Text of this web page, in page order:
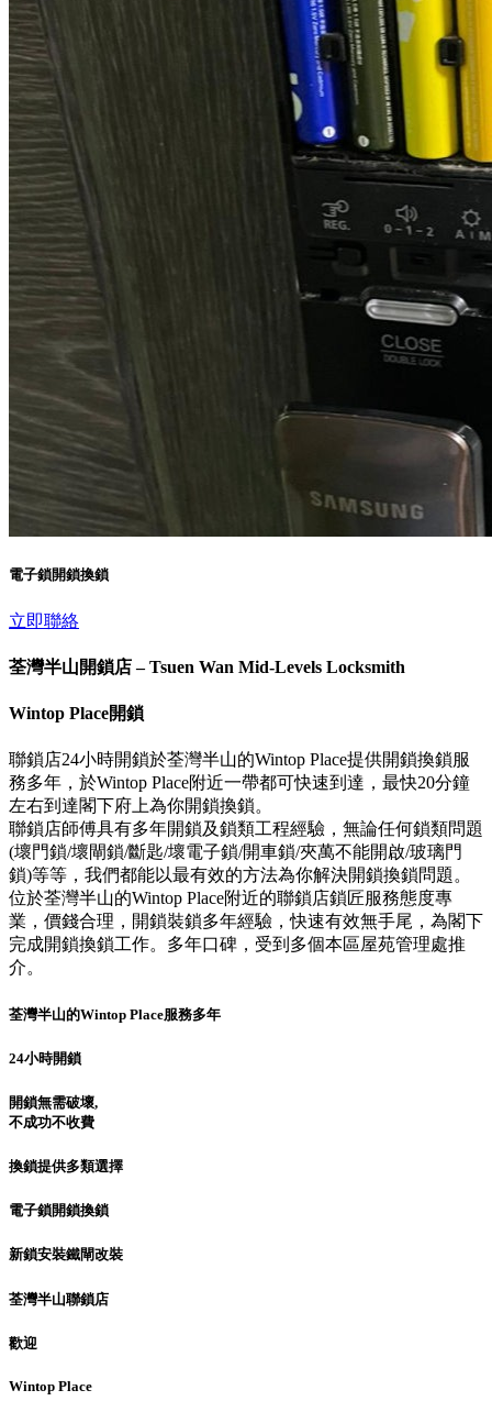
電子鎖開鎖換鎖
立即聯絡
荃灣半山開鎖店 – Tsuen Wan Mid-Levels Locksmith
Wintop Place開鎖
聯鎖店24小時開鎖於荃灣半山的Wintop Place提供開鎖換鎖服
務多年，於Wintop Place附近一帶都可快速到達，最快20分鐘
左右到達閣下府上為你開鎖換鎖。
聯鎖店師傅具有多年開鎖及鎖類工程經驗，無論任何鎖類問題
(壞門鎖/壞閘鎖/斷匙/壞電子鎖/開車鎖/夾萬不能開啟/玻璃門
鎖)等等，我們都能以最有效的方法為你解決開鎖換鎖問題。
位於荃灣半山的Wintop Place附近的聯鎖店鎖匠服務態度專
業，價錢合理，開鎖裝鎖多年經驗，快速有效無手尾，為閣下
完成開鎖換鎖工作。多年口碑，受到多個本區屋苑管理處推
介。
荃灣半山的Wintop Place服務多年
24小時開鎖
開鎖無需破壞,
不成功不收費
換鎖提供多類選擇
電子鎖開鎖換鎖
新鎖安裝鐵閘改裝
荃灣半山聯鎖店
歡迎
Wintop Place